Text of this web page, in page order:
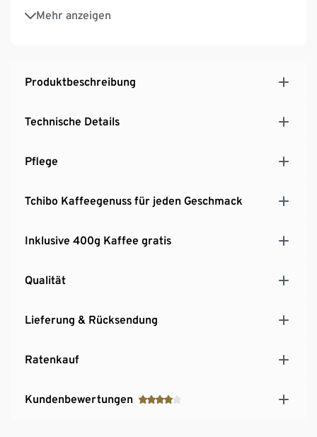
Mehr anzeigen
Extra großer Bohnenbehälter für 300 g Füllmenge
Programmierbare Getränkemenge von 25 bis 250
Individuell einstellbare Milchschaumkonsistenz
Einfache Reinigung dank entnehmbarer
EasyClean-Spülfunktion für die automatische
Übersichtliches Touch-Display für intuitive
Platzsparendes Design: nur 18 cm breit
Produktbeschreibung
Technische Details
Pflege
Tchibo Kaffeegenuss für jeden Geschmack
Inklusive 400g Kaffee gratis
Qualität
Lieferung & Rücksendung
Ratenkauf
Kundenbewertungen